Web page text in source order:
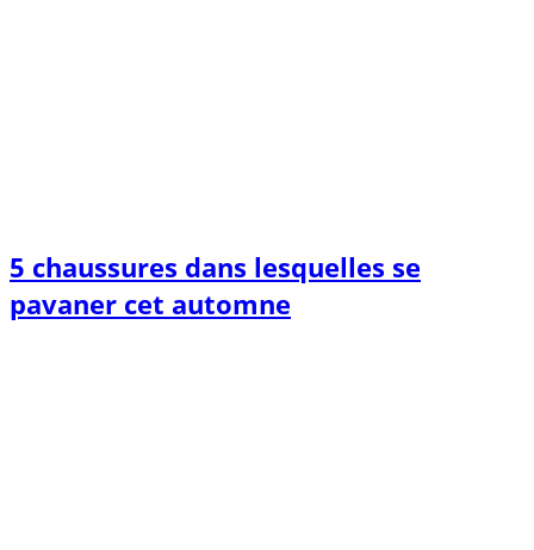
5 chaussures dans lesquelles se
pavaner cet automne